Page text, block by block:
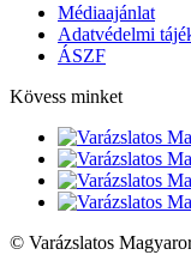
Médiaajánlat
Adatvédelmi
ÁSZF
Kövess minket
© Varázslatos